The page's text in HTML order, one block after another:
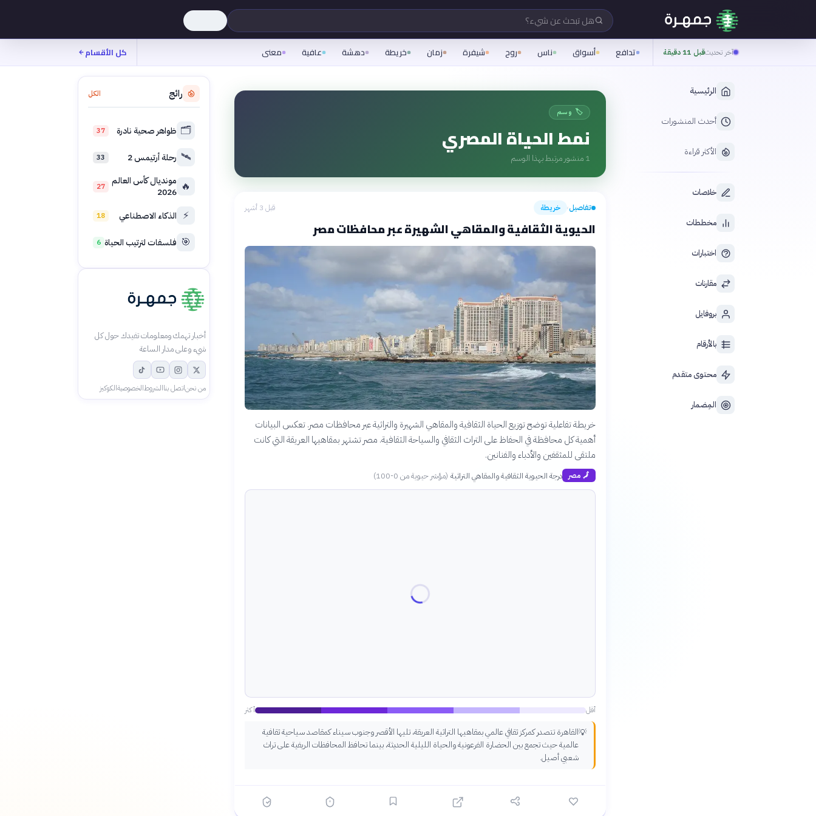
هل تبحث عن شيء؟
آخر تحديثقبل 11 دقيقة تدافع أسواق ناس روح شيفرة زمان خريطة دهشة عافية معنى كل الأقسام
الرئيسية
أحدث المنشورات
الأكثر قراءة
خلاصات
مخططات
اختبارات
مقارنات
بروفايل
بالأرقام
محتوى متقدم
المِضمار
🏷️ وسم
نمط الحياة المصري
1 منشور مرتبط بهذا الوسم
تفاصيل› خريطة قبل 3 أشهر
الحيوية الثقافية والمقاهي الشهيرة عبر محافظات مصر
خريطة تفاعلية توضح توزيع الحياة الثقافية والمقاهي الشهيرة والتراثية عبر محافظات مصر. تعكس البيانات
أهمية كل محافظة في الحفاظ على التراث الثقافي والسياحة الثقافية. مصر تشتهر بمقاهيها العريقة التي كانت
ملتقى للمثقفين والأدباء والفنانين.
🗾 مصر درجة الحيوية الثقافية والمقاهي التراثية (مؤشر حيوية من 0-100 )
أقل أكثر
💡القاهرة تتصدر كمركز ثقافي عالمي بمقاهيها التراثية العريقة، تليها الأقصر وجنوب سيناء كمقاصد سياحية ثقافية
عالمية حيث تجمع بين الحضارة الفرعونية والحياة الليلية الحديثة، بينما تحافظ المحافظات الريفية على تراث
شعبي أصيل.
رائج الكل
🗂️ ظواهر صحية نادرة 37
🛰️ رحلة أرتيمس 2 33
🔥 مونديال كأس العالم
2026
27
⚡ الذكاء الاصطناعي 18
🎯 فلسفات لترتيب الحياة 6
أخبار تهمك ومعلومات تفيدك حول كل
شيء وعلى مدار الساعة
من نحناتصل بناالشروطالخصوصيةالكوكيز